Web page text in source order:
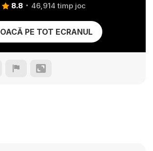
8.8 46,914 timp joc
PE TOT ECRANUL